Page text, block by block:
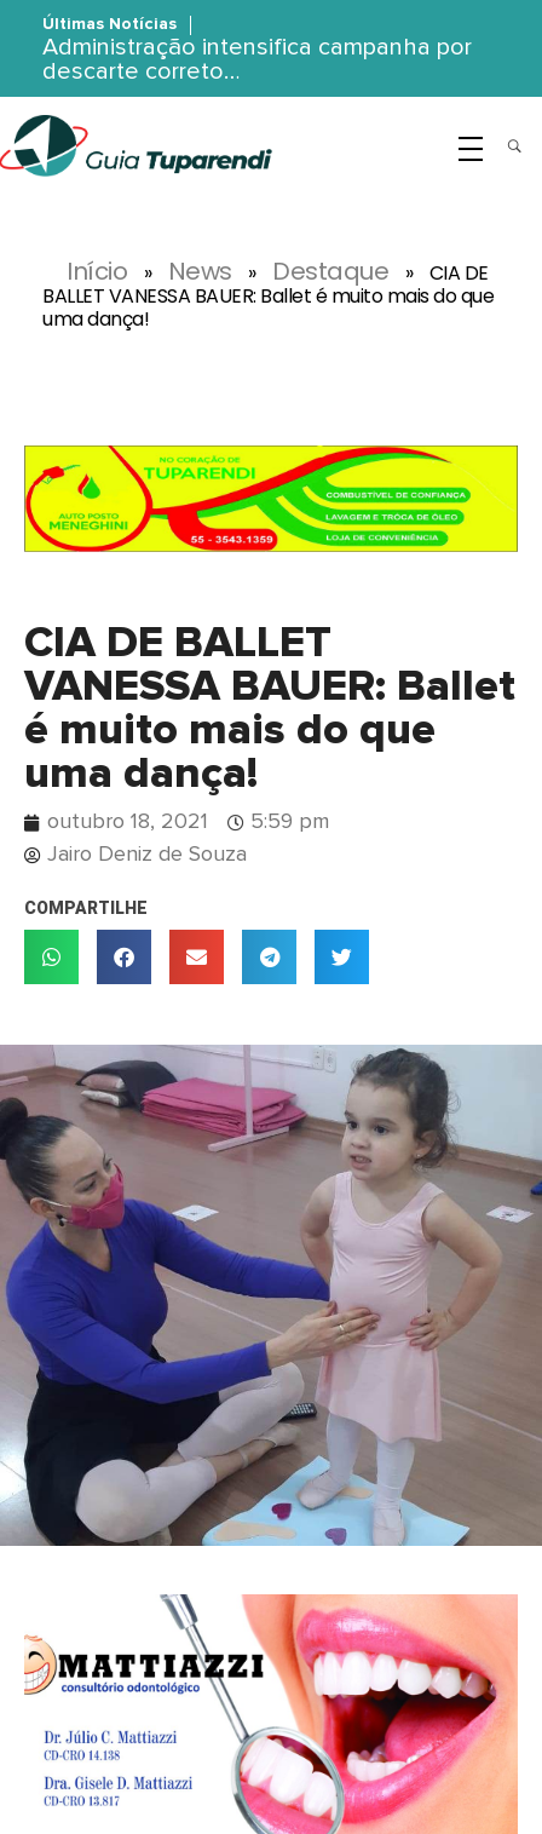
Últimas Notícias
Administração intensifica campanha por
descarte correto…
Início » News » Destaque » CIA DE
BALLET VANESSA BAUER: Ballet é muito mais do que
uma dança!
CIA DE BALLET
VANESSA BAUER: Ballet
é muito mais do que
uma dança!
outubro 18, 2021
5:59 pm
Jairo Deniz de Souza
COMPARTILHE